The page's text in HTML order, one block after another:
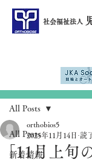
社会福祉法人
All Posts
新着情報
All Posts
「11月上旬
orthobios5
2025年11月14日 読